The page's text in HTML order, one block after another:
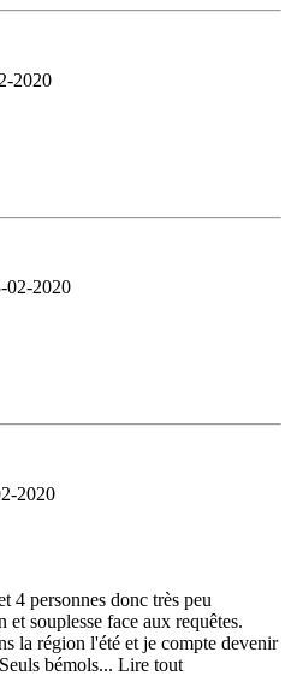
2020
02-2020
2020
4 personnes donc très peu
souplesse face aux requêtes.
la région l'été et je compte devenir
bémols... Lire tout